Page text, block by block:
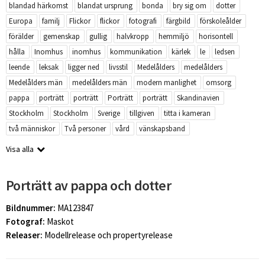
blandad härkomst
blandat ursprung bonda bry sig om
dotter
Europa
familj Flickor flickor fotografi färgbild
förskoleålder
förälder
gemenskap gullig halvkropp hemmiljö
horisontell
hålla
Inomhus inomhus kommunikation kärlek le
ledsen
leende
leksak ligger ned livsstil Medelålders
medelålders
Medelålders män
medelålders män modern manlighet
omsorg
pappa
porträtt porträtt Porträtt porträtt
Skandinavien
Stockholm
Stockholm Sverige tillgiven
titta i kameran
två människor
Två personer vård vänskapsband
Visa alla
Porträtt av pappa och dotter
Bildnummer: MA123847
Fotograf: Maskot
Releaser: Modellrelease och propertyrelease